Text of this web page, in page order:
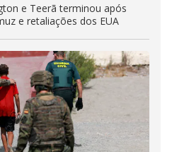
e Teerã terminou após
e retaliações dos EUA